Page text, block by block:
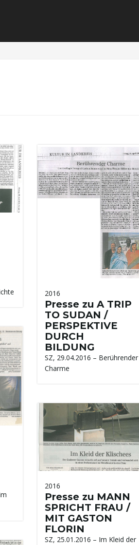
2016
Presse zu A TRIP
TO SUDAN /
PERSPEKTIVE
DURCH
BILDUNG
SZ, 29.04.2016 – Berührender
Charme
2016
Presse zu MANN
SPRICHT FRAU /
MIT GASTON
FLORIN
SZ, 25.01.2016 – Im Kleid der